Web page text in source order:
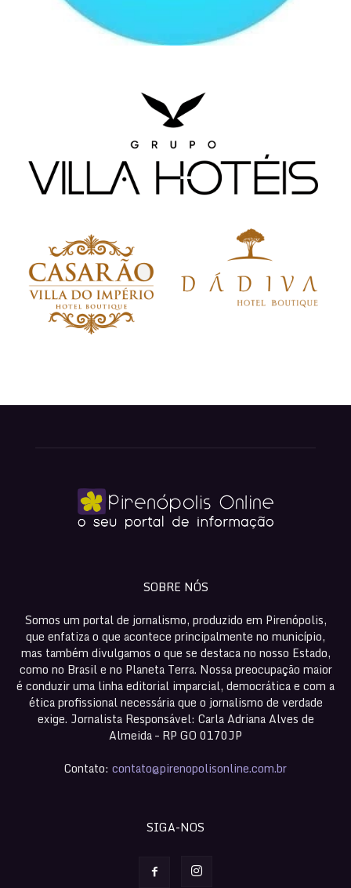
SOBRE NÓS
Somos um portal de jornalismo, produzido em Pirenópolis,
que enfatiza o que acontece principalmente no município,
mas também divulgamos o que se destaca no nosso Estado,
como no Brasil e no Planeta Terra. Nossa preocupação maior
é conduzir uma linha editorial imparcial, democrática e com a
ética profissional necessária que o jornalismo de verdade
exige. Jornalista Responsável: Carla Adriana Alves de
Almeida – RP GO 0170JP
Contato: contato@pirenopolisonline.com.br
SIGA-NOS